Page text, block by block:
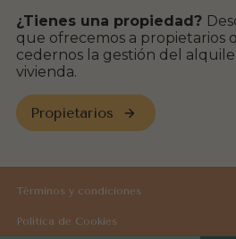
¿Tienes una propiedad?
que ofrecemos a propietarios
cedernos la gestión del
vivienda.
Propietarios
Términos y condiciones
Política de Cookies